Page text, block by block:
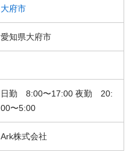
大府市
愛知県大府市
日勤 8:00〜17:00 夜勤 20:
00〜5:00
Ark株式会社